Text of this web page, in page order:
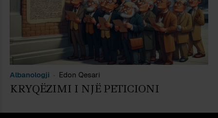
Albanologji Edon Qesari
KRYQËZIMI I NJË PETICIONI